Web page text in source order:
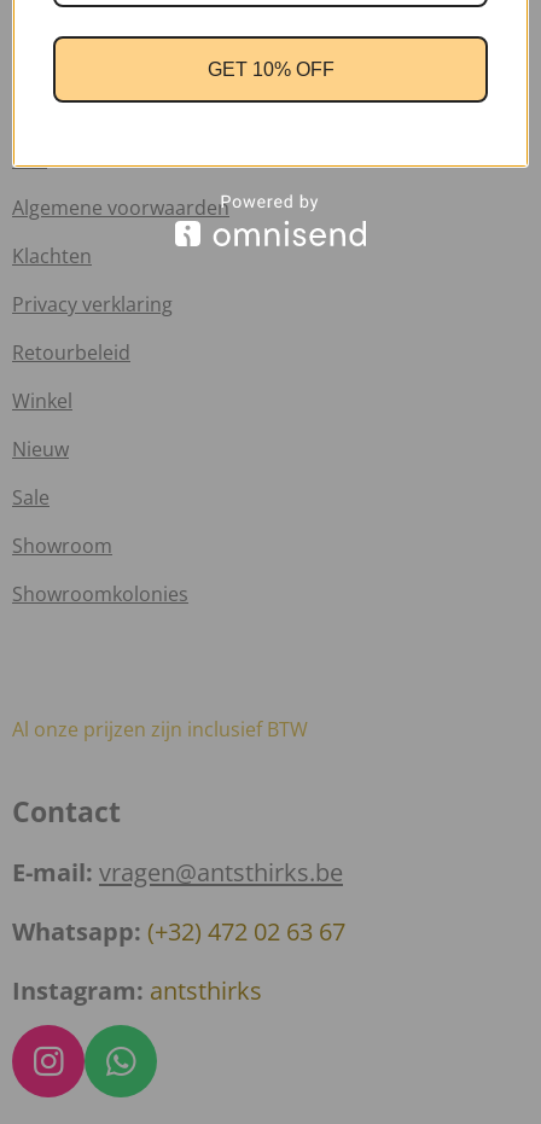
Contact
Veelgestelde vragen
Info
Algemene voorwaarden
Klachten
Privacy verklaring
Retourbeleid
Winkel
Nieuw
Sale
Showroom
Showroomkolonies
Al onze prijzen zijn inclusief BTW
Contact
E-mail: vragen@antsthirks.be
Whatsapp: (+32) 472 02 63 67
Instagram: antsthirks
I
n
W
h
GET 10% OFF